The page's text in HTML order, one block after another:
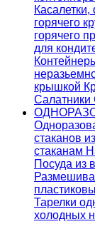
горячего
горячего
для
крышкой
Салатники
стаканов
стаканам
Посуда из
Тарелки
холодных